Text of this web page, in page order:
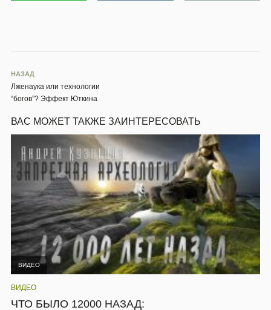
НАЗАД
Лженаука или технологии
“богов”? Эффект Юткина
ВАС МОЖЕТ ТАКЖЕ ЗАИНТЕРЕСОВАТЬ
ВИДЕО
ВИДЕО
ЧТО БЫЛО 12000 НАЗАД: